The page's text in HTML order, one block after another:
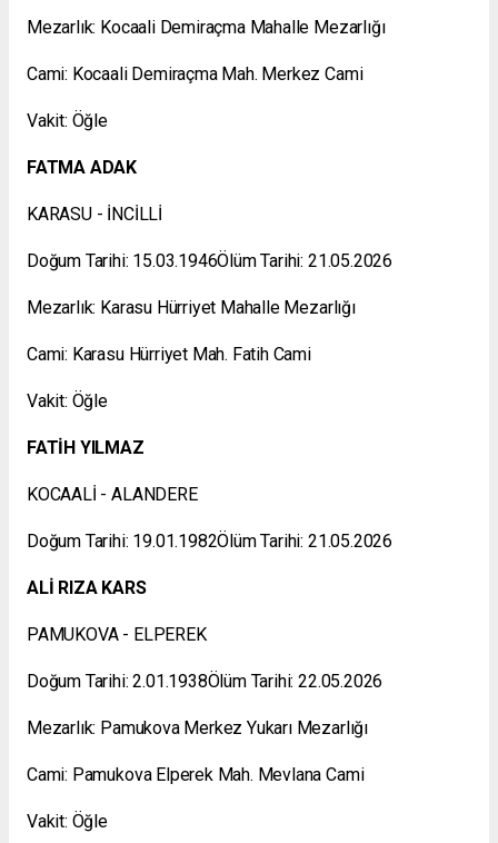
Mezarlık: Kocaali Demiraçma Mahalle Mezarlığı
Cami: Kocaali Demiraçma Mah. Merkez Cami
Vakit: Öğle
FATMA ADAK
KARASU - İNCİLLİ
Doğum Tarihi: 15.03.1946Ölüm Tarihi: 21.05.2026
Mezarlık: Karasu Hürriyet Mahalle Mezarlığı
Cami: Karasu Hürriyet Mah. Fatih Cami
Vakit: Öğle
FATİH YILMAZ
KOCAALİ - ALANDERE
Doğum Tarihi: 19.01.1982Ölüm Tarihi: 21.05.2026
ALİ RIZA KARS
PAMUKOVA - ELPEREK
Doğum Tarihi: 2.01.1938Ölüm Tarihi: 22.05.2026
Mezarlık: Pamukova Merkez Yukarı Mezarlığı
Cami: Pamukova Elperek Mah. Mevlana Cami
Vakit: Öğle